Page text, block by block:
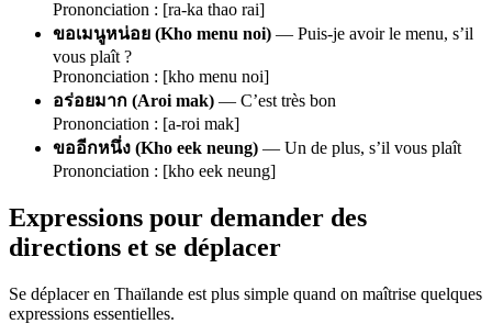
Prononciation : [ra-ka thao rai]
ขอเมนูหน่อย (Kho menu noi) — Puis-je avoir le menu, s’il
vous plaît ?
Prononciation : [kho menu noi]
อร่อยมาก (Aroi mak) — C’est très bon
Prononciation : [a-roi mak]
ขออีกหนึ่ง (Kho eek neung) — Un de plus, s’il vous plaît
Prononciation : [kho eek neung]
Expressions pour demander des
directions et se déplacer
Se déplacer en Thaïlande est plus simple quand on maîtrise quelques
expressions essentielles.